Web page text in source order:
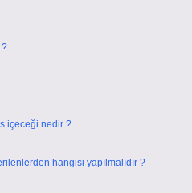
?
içeceği nedir ?
hangisi yapılmalıdır ?